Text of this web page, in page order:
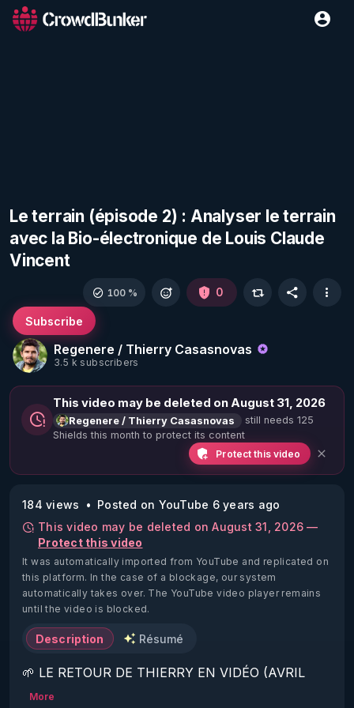
Le terrain (épisode 2) : Analyser le terrain
avec la Bio-électronique de Louis Claude
Vincent
Regenere / Thierry Casasnovas
3.5 k subscribers
Subscribe
100 % 0
This video may be deleted on August 31, 2026
Regenere / Thierry Casasnovas
still needs 125
Shields this month to protect its content
Protect this video
184 views
Posted on YouTube 6 years ago
This video may be deleted on August 31, 2026 —
Protect this video
It was automatically imported from YouTube and replicated on
this platform. In the case of a blockage, our system
automatically takes over. The YouTube video player remains
until the video is blocked.
Description Résumé
🌱 LE RETOUR DE THIERRY EN VIDÉO (AVRIL
2022)!
More